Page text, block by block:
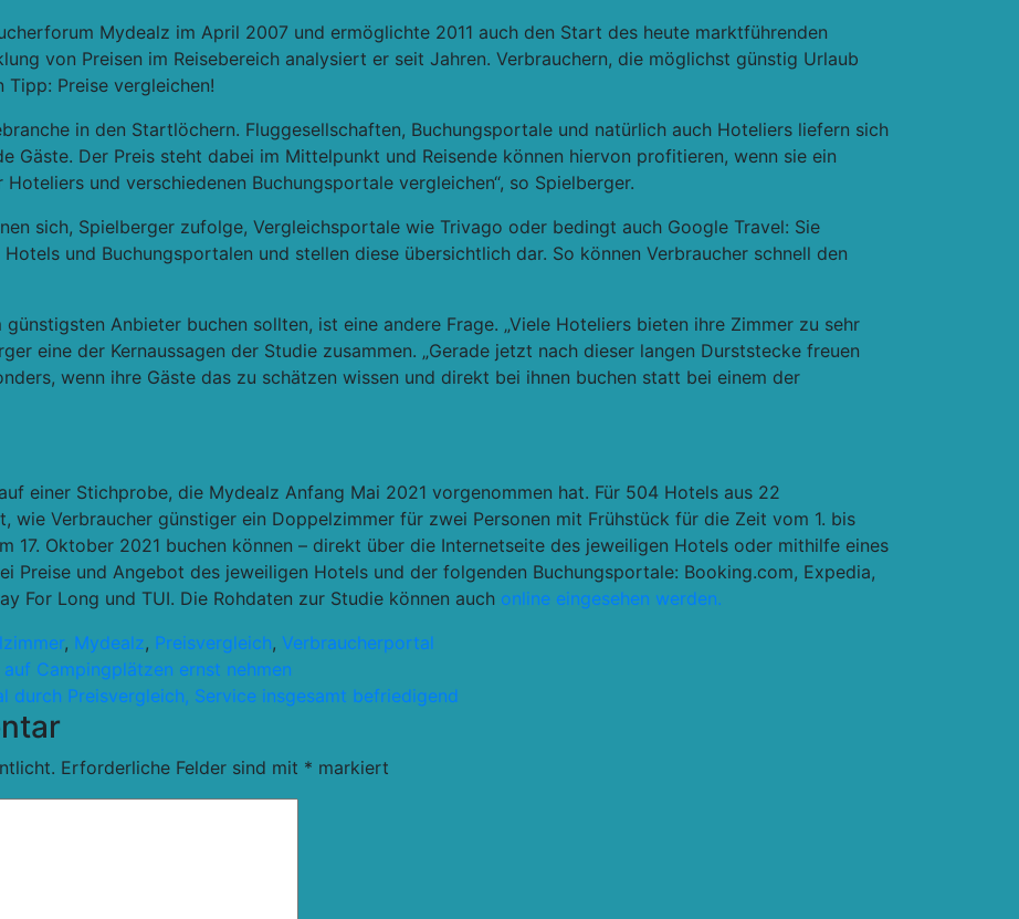
Mydealz im April 2007 und ermöglichte 2011 auch den Start des heute marktführenden
von Preisen im Reisebereich analysiert er seit Jahren. Verbrauchern, die möglichst günstig Urlaub
Preise vergleichen!
in den Startlöchern. Fluggesellschaften, Buchungsportale und natürlich auch Hoteliers liefern sich
Gäste. Der Preis steht dabei im Mittelpunkt und Reisende können hiervon profitieren, wenn sie ein
und verschiedenen Buchungsportale vergleichen“, so Spielberger.
sich, Spielberger zufolge, Vergleichsportale wie Trivago oder bedingt auch Google Travel: Sie
und Buchungsportalen und stellen diese übersichtlich dar. So können Verbraucher schnell den
Anbieter buchen sollten, ist eine andere Frage. „Viele Hoteliers bieten ihre Zimmer zu sehr
eine der Kernaussagen der Studie zusammen. „Gerade jetzt nach dieser langen Durststecke freuen
wenn ihre Gäste das zu schätzen wissen und direkt bei ihnen buchen statt bei einem der
einer Stichprobe, die Mydealz Anfang Mai 2021 vorgenommen hat. Für 504 Hotels aus 22
wie Verbraucher günstiger ein Doppelzimmer für zwei Personen mit Frühstück für die Zeit vom 1. bis
17. Oktober 2021 buchen können – direkt über die Internetseite des jeweiligen Hotels oder mithilfe eines
Preise und Angebot des jeweiligen Hotels und der folgenden Buchungsportale: Booking.com, Expedia,
For Long und TUI. Die Rohdaten zur Studie können auch online eingesehen werden.
, Mydealz, Preisvergleich, Verbraucherportal
Campingplätzen ernst nehmen
durch Preisvergleich, Service insgesamt befriedigend
Erforderliche Felder sind mit * markiert